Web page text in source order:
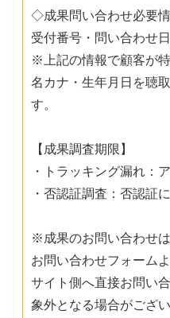
◇成果問い合わせ必要
受付番号・問い合わせ
※上記の情報で顧客が
名カナ・生年月日を聴
す。
【成果調査期限】
・トラッキング漏れ：
・否認証調査：否認証
※成果のお問い合わせ
お問い合わせフォーム
サイト側へ直接お問い
象外となる場合がござ